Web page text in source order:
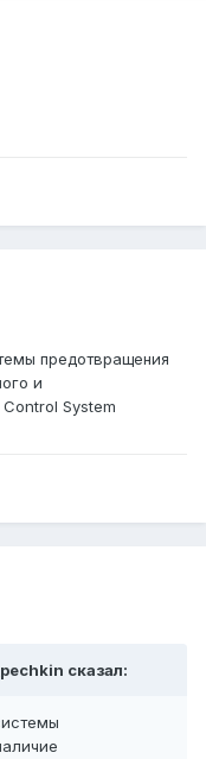
предотвращения
и
System
сказал: